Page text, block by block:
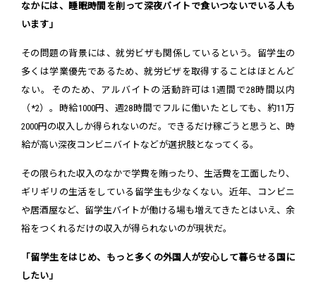
なかには、睡眠時間を削って深夜バイトで食いつないでいる人も
います」
その問題の背景には、就労ビザも関係しているという。留学生の
多くは学業優先であるため、就労ビザを取得することはほとんど
ない。そのため、アルバイトの活動許可は1週間で28時間以内
（*2）。時給1000円、週28時間でフルに働いたとしても、約11万
2000円の収入しか得られないのだ。できるだけ稼ごうと思うと、時
給が高い深夜コンビニバイトなどが選択肢となってくる。
その限られた収入のなかで学費を賄ったり、生活費を工面したり、
ギリギリの生活をしている留学生も少なくない。近年、コンビニ
や居酒屋など、留学生バイトが働ける場も増えてきたとはいえ、余
裕をつくれるだけの収入が得られないのが現状だ。
「留学生をはじめ、もっと多くの外国人が安心して暮らせる国に
したい」